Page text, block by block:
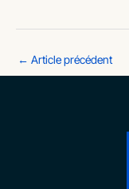
← Article précédent